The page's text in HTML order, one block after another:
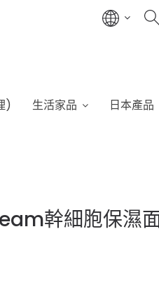
) 生活家品 日本產品
幹細胞保濕